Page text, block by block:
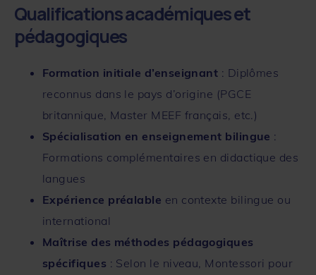
Qualifications académiques et
pédagogiques
Formation initiale d’enseignant : Diplômes
reconnus dans le pays d’origine (PGCE
britannique, Master MEEF français, etc.)
Spécialisation en enseignement bilingue :
Formations complémentaires en didactique des
langues
Expérience préalable en contexte bilingue ou
international
Maîtrise des méthodes pédagogiques
spécifiques : Selon le niveau, Montessori pour